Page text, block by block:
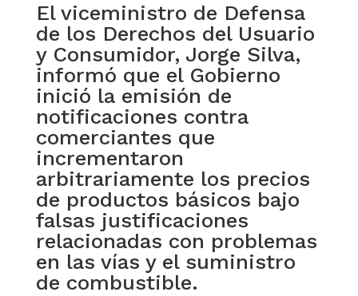
El viceministro de Defensa
de los Derechos del Usuario
y Consumidor, Jorge Silva,
informó que el Gobierno
inició la emisión de
notificaciones contra
comerciantes que
incrementaron
arbitrariamente los precios
de productos básicos bajo
falsas justificaciones
relacionadas con problemas
en las vías y el suministro
de combustible.